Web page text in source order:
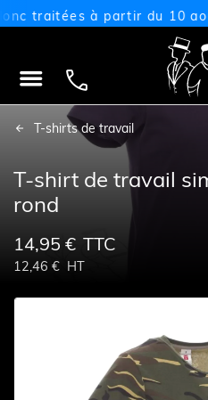
traitées à partir du 10 août
 
T-shirts de travail
T-shirt de travail
rond
14,95 € TTC
12,46 € HT